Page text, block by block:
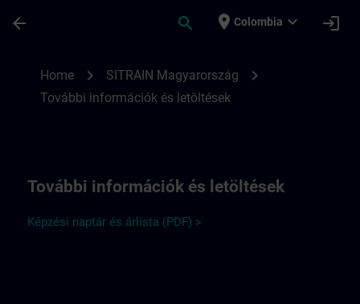
arrow_back search place Colombia expand_more login
Home chevron_right SITRAIN Magyarország chevron_right
További információk és letöltések
További információk és letöltések
Képzési naptár és árlista (PDF) >